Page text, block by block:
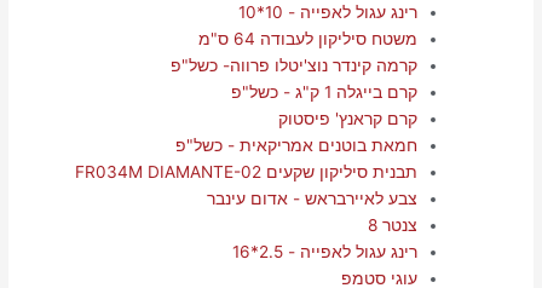
רינג עגול לאפייה - 10*10
משטח סיליקון לעבודה 64 ס"מ
קרמה קינדר נוצ'יטלו פרווה- כשל"פ
קרם בייגלה 1 ק"ג - כשל"פ
קרם קראנץ' פיסטוק
חמאת בוטנים אמריקאית - כשל"פ
תבנית סיליקון שקעים FR034M DIAMANTE-02
צבע לאיירבראש - אדום עינבר
צנטר 8
רינג עגול לאפייה - 2.5*16
עוגי סטמפ